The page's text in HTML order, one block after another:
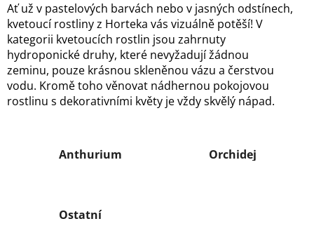
Ať už v pastelových barvách nebo v jasných odstínech,
kvetoucí rostliny z Horteka vás vizuálně potěší! V
kategorii kvetoucích rostlin jsou zahrnuty
hydroponické druhy, které nevyžadují žádnou
zeminu, pouze krásnou skleněnou vázu a čerstvou
vodu. Kromě toho věnovat nádhernou pokojovou
rostlinu s dekorativními květy je vždy skvělý nápad.
Anthurium Orchidej
Ostatní